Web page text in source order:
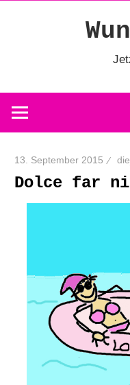
13. September 2015
Dolce far